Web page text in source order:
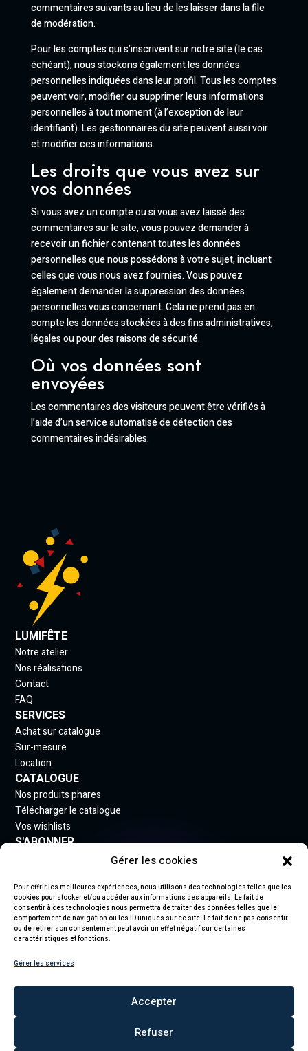
Gérer les cookies
Pour offrir les meilleures expériences, nous utilisons des technologies telles que les
cookies pour stocker et/ou accéder aux informations des appareils. Le fait de
consentir à ces technologies nous permettra de traiter des données telles que le
comportement de navigation ou les ID uniques sur ce site. Le fait de ne pas consentir
ou de retirer son consentement peut avoir un effet négatif sur certaines
caractéristiques et fonctions.
Gérer les services
Accepter
Refuser
commentaires suivants au lieu de les laisser dans la file
de modération.
Pour les comptes qui s’inscrivent sur notre site (le cas
échéant), nous stockons également les données
personnelles indiquées dans leur profil. Tous les comptes
peuvent voir, modifier ou supprimer leurs informations
personnelles à tout moment (à l’exception de leur
identifiant). Les gestionnaires du site peuvent aussi voir
et modifier ces informations.
Les droits que vous avez sur
vos données
Si vous avez un compte ou si vous avez laissé des
commentaires sur le site, vous pouvez demander à
recevoir un fichier contenant toutes les données
personnelles que nous possédons à votre sujet, incluant
celles que vous nous avez fournies. Vous pouvez
également demander la suppression des données
personnelles vous concernant. Cela ne prend pas en
compte les données stockées à des fins administratives,
légales ou pour des raisons de sécurité.
Où vos données sont
envoyées
Les commentaires des visiteurs peuvent être vérifiés à
l’aide d’un service automatisé de détection des
commentaires indésirables.
LUMIFÊTE
Notre atelier
Nos réalisations
Contact
FAQ
SERVICES
Achat sur catalogue
Sur-mesure
Location
CATALOGUE
Nos produits phares
Télécharger le catalogue
Vos wishlists
S'ABONNER
Inscrivez-vous à notre newsletter pour rester informé
des nouveautés.
En vous abonnant, vous acceptez notre politique de confidentialité et
recevez des mises à jour.